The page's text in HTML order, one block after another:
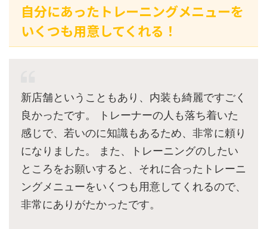
自分にあったトレーニングメニューを
いくつも用意してくれる！
新店舗ということもあり、内装も綺麗ですごく
良かったです。 トレーナーの人も落ち着いた
感じで、若いのに知識もあるため、非常に頼り
になりました。 また、トレーニングのしたい
ところをお願いすると、それに合ったトレーニ
ングメニューをいくつも用意してくれるので、
非常にありがたかったです。